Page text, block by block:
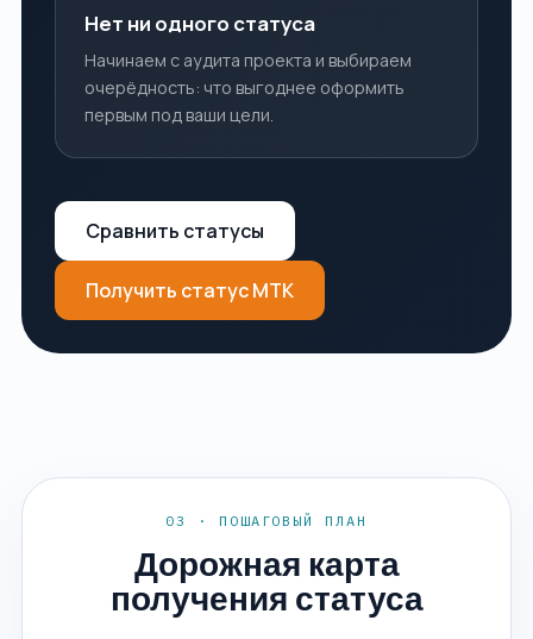
Нет ни одного статуса
Начинаем с аудита проекта и выбираем
очерёдность: что выгоднее оформить
первым под ваши цели.
Сравнить статусы
Получить статус МТК
03 · ПОШАГОВЫЙ ПЛАН
Дорожная карта
получения статуса